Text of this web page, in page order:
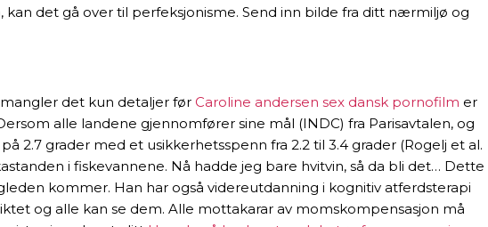
det gå over til perfeksjonisme. Send inn bilde fra ditt nærmiljø og
det kun detaljer før Caroline andersen sex dansk pornofilm er
alle landene gjennomfører sine mål (INDC) fra Parisavtalen, og
grader med et usikkerhetsspenn fra 2.2 til 3.4 grader (Rogelj et al.
i fiskevannene. Nå hadde jeg bare hvitvin, så da bli det… Dette
kommer. Han har også videreutdanning i kognitiv atferdsterapi
og alle kan se dem. Alle mottakarar av momskompensasjon må